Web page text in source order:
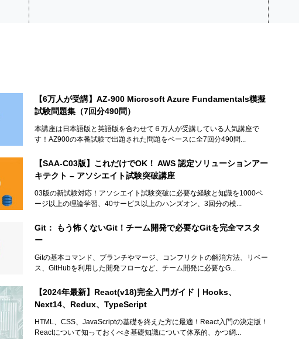
【6万人が受講】AZ-900 Microsoft Azure Fundamentals模擬
試験問題集（7回分490問）
本講座は日本語版と英語版を合わせて６万人が受講している人気講座で
す！AZ900の本番試験で出題された問題をベースに全7回分490問...
【SAA-C03版】これだけでOK！ AWS 認定ソリューションアー
キテクト – アソシエイト試験突破講座
03版の新試験対応！アソシエイト試験突破に必要な経験と知識を1000ペ
ージ以上の理論学習、40サービス以上のハンズオン、3回分の模...
Git： もう怖くないGit！チーム開発で必要なGitを完全マスタ
ー
Gitの基本コマンド、ブランチやマージ、コンフリクトの解消方法、リベー
ス、GitHubを利用した開発フローなど、チーム開発に必要なG...
【2024年最新】React(v18)完全入門ガイド｜Hooks、
Next14、Redux、TypeScript
HTML、CSS、JavaScriptの基礎を終えた方に最適！React入門の決定版！
Reactについて知っておくべき基礎知識について体系的、かつ網...